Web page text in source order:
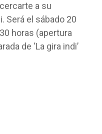
a su
Será el sábado 20
horas (apertura
de ‘La gira indi’